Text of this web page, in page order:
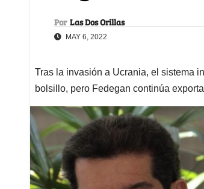
Por Las Dos Orillas
MAY 6, 2022
Tras la invasión a Ucrania, el sistema
bolsillo, pero Fedegan continúa